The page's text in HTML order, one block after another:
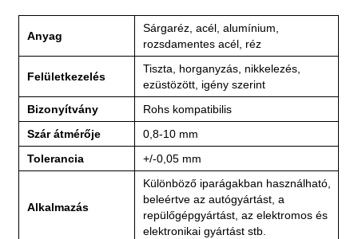
Anyag
Sárgaréz, acél, alumínium,
rozsdamentes acél, réz
Felületkezelés
Tiszta, horganyzás, nikkelezés,
ezüstözött, igény szerint
Bizonyítvány
Rohs kompatibilis
Szár átmérője
0,8-10 mm
Tolerancia
+/-0,05 mm
Alkalmazás
Különböző iparágakban használható,
beleértve az autógyártást, a
repülőgépgyártást, az elektromos és
elektronikai gyártást stb.